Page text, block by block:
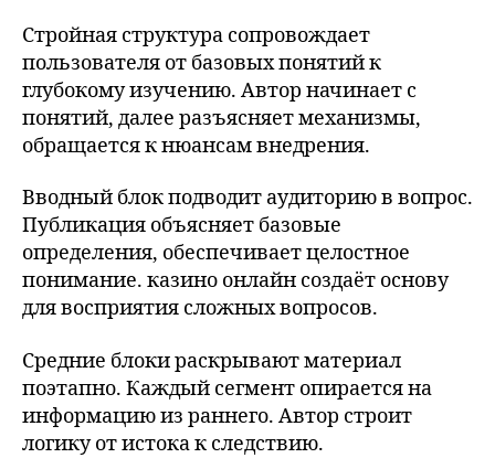
Стройная структура сопровождает
пользователя от базовых понятий к
глубокому изучению. Автор начинает с
понятий, далее разъясняет механизмы,
обращается к нюансам внедрения.
Вводный блок подводит аудиторию в вопрос.
Публикация объясняет базовые
определения, обеспечивает целостное
понимание. казино онлайн создаёт основу
для восприятия сложных вопросов.
Средние блоки раскрывают материал
поэтапно. Каждый сегмент опирается на
информацию из раннего. Автор строит
логику от истока к следствию.